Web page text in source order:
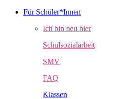
Für Schüler*Innen
Ich bin neu hier
Schulsozialarbeit
SMV
FAQ
Klassen